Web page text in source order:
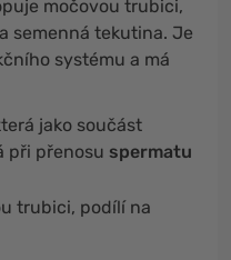
močovou trubici,
semenná tekutina. Je
systému a má
jako součást
při přenosu spermatu
trubici, podílí na